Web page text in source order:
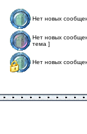
Нет новых
Нет новых
тема ]
Нет новых